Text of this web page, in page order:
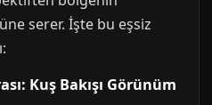
serer. İşte bu eşsiz
Kuş Bakışı Görünüm